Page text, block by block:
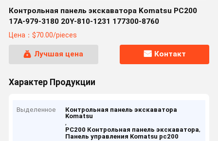
Контрольная панель экскаватора Komatsu PC200
17A-979-3180 20Y-810-1231 177300-8760
Цена：$70.00/pieces
Лучшая цена Контакт
Характер Продукции
Выделенное
Контрольная панель экскаватора
Komatsu
,
PC200 Контрольная панель экскаватора,
Панель управления Komatsu pc200